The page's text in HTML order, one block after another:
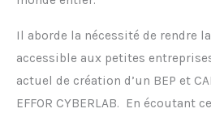
Il aborde la nécessité de rendre
accessible aux petites
actuel de création d’un BEP et
EFFOR CYBERLAB. En écoutant